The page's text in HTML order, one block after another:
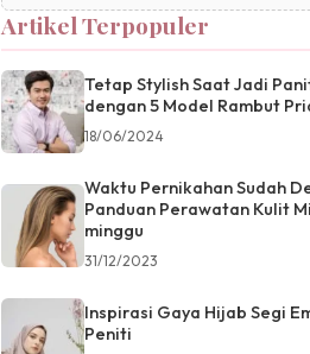
Artikel Terpopuler
Tetap Stylish Saat Jadi
dengan 5 Model Rambut
18/06/2024
Waktu Pernikahan Sudah
Panduan Perawatan Kulit
minggu
31/12/2023
Inspirasi Gaya Hijab Segi
Peniti